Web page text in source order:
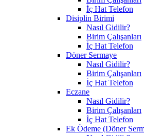
İç Hat Telefon
Disiplin Birimi
Nasıl Gidilir?
Birim Çalışanları
İç Hat Telefon
Döner Sermaye
Nasıl Gidilir?
Birim Çalışanları
İç Hat Telefon
Eczane
Nasıl Gidilir?
Birim Çalışanları
İç Hat Telefon
Ek Ödeme (Döner